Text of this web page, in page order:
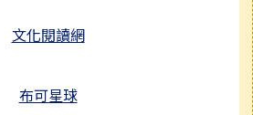
文化閱讀網
布可星球